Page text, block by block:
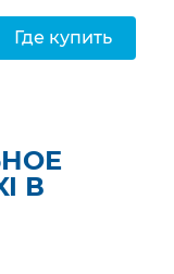
Где купить
В